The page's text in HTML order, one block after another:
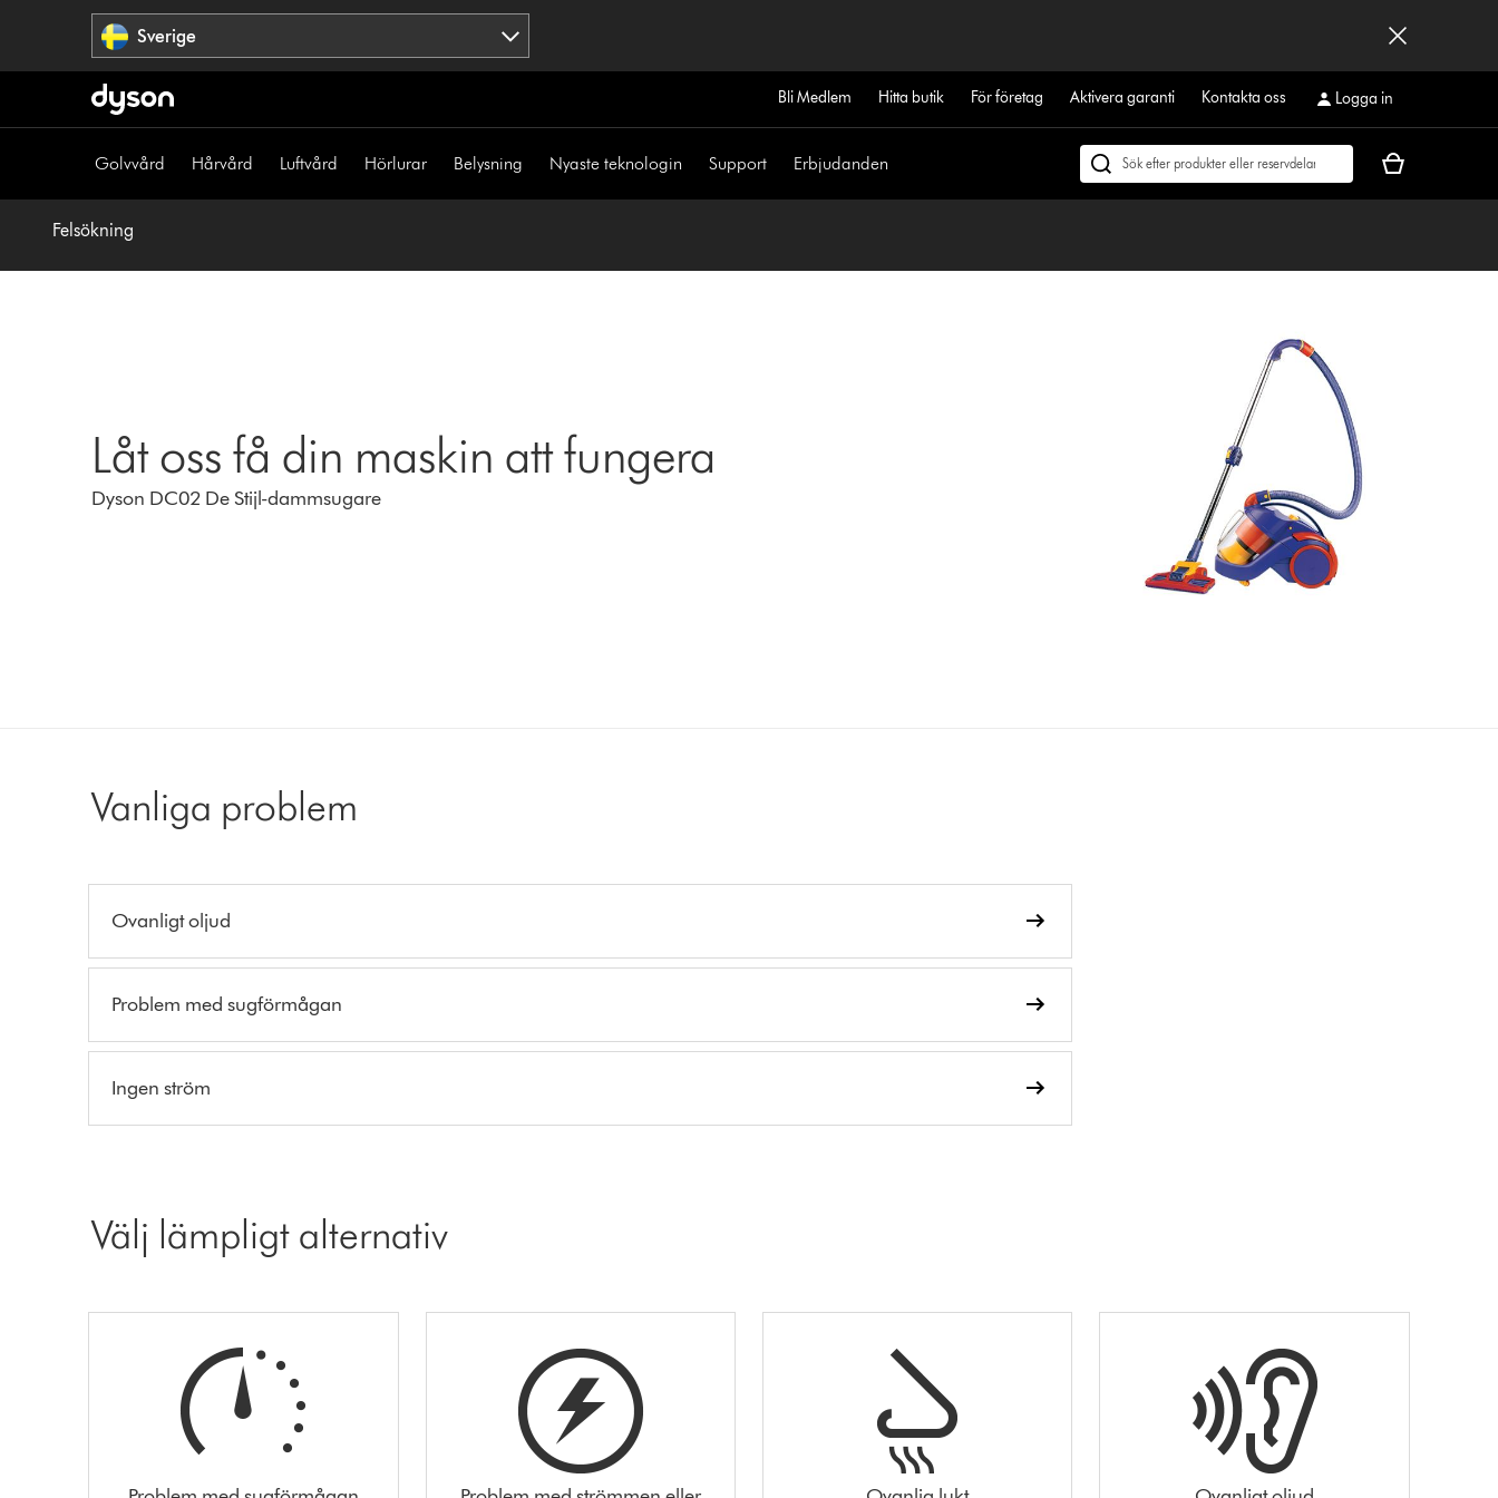
Sverige
Bli Medlem Hitta butik För företag Aktivera garanti Kontakta oss Logga in
Golvvård Hårvård Luftvård Hörlurar Belysning Nyaste teknologin Support Erbjudanden
Sök
Kundvagnen
Felsökning
Låt oss få din maskin att fungera
Dyson DC02 De Stijl-dammsugare
Vanliga problem
Ovanligt oljud
Problem med sugförmågan
Ingen ström
Välj lämpligt alternativ